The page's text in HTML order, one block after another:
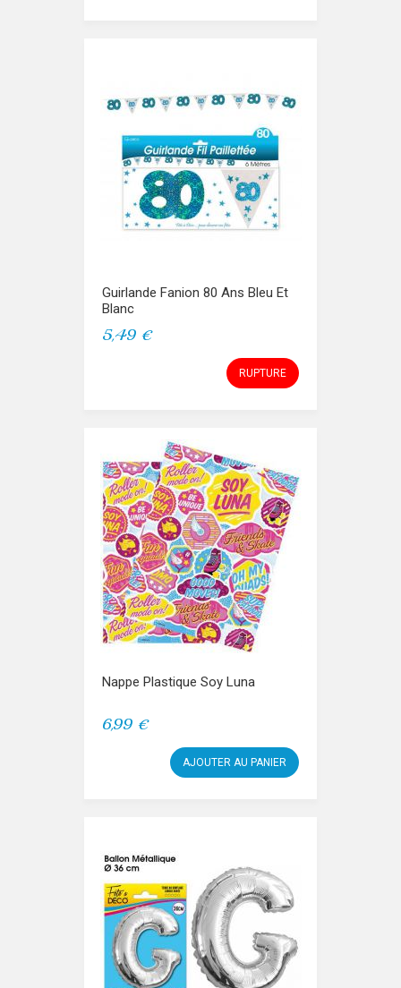
Guirlande Fanion 80 Ans Bleu Et
Blanc
5,49 €
RUPTURE
Nappe Plastique Soy Luna
6,99 €
AJOUTER AU PANIER